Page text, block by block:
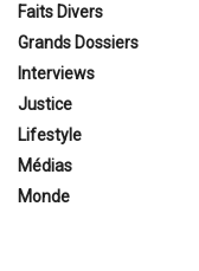
Faits Divers
Grands Dossiers
Interviews
Justice
Lifestyle
Médias
Monde